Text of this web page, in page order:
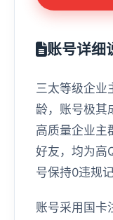
账号详细
三太等级企业
龄，账号极其
高质量企业主
好友，均为高
号保持0违规
账号采用国卡